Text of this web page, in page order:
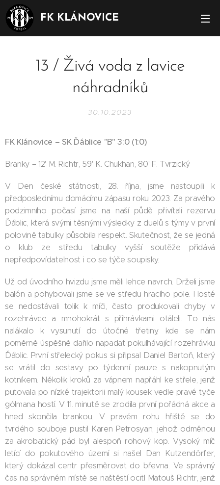
FK KLÁNOVICE
13 / Živá voda z lavice
náhradníků
30.10.2023
FK Klánovice – SK Ďáblice "B" 3:0 (1:0)
Branky – 12' M. Richtr, 59' K. Chukhan, 80' F. Tvrzický
V Den české státnosti, 28. října, jsme nastoupili k
předposlednímu domácímu zápasu roku 2023. Za pravého
podzimního počasí jsme na naší půdě přivítali rezervu
Ďáblic, která svými těsnými výsledky z duelů s týmy v první
polovině tabulky působila respekt. Skutečnost, že se jedná
o klub ze středu tabulky vyšší soutěže přidává
nepředpovídatelnost i co se týče soupisky.
Už od úvodního hvizdu jsme měli lehce navrch. Drželi jsme
balón a pohybovali jsme se ve středu hracího pole. Hosté
se nedostávali tolik k míči, často produkovali chyby v
rozehrávce a mnohokrát s přihrávkami otáleli. To nás
nalákalo k vysunutí do útočné třetiny, kde se nám
poměrně úspěšně dařilo napadat pokulhávající rozehrávku
Ďáblic. První střelecký pokus si připsal Daniel Bartoň, který
se vrátil do sestavy po týdenní pauze s nakopnutým
kotníkem. Několik kroků za vápnem napřáhl ke střele, jenž
putovala po nízké trajektorii malý kousek vedle pravé tyče
gólmana hostí. V 11. minutě se zrodila první pořádná akce a
hned skončila brankou. V pravém rohu hřiště se do
tvrdého souboje pustil Karen Petrosyan, jehož odměnou
za akrobatický pád byl alespoň rohový kop. Vysoký míč
letící do pokutového území si našel Dan Kutzendörfer,
který dokázal centr přesměrovat do břevna. Ve správný
čas na správném místě se naštěstí ocitl Matouš Richtr, jenž